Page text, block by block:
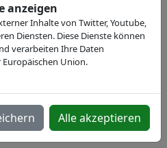
anzeigen
Inhalte von Twitter, Youtube,
Diensten. Diese Dienste können
verarbeiten Ihre Daten
Union.
Alle akzeptieren